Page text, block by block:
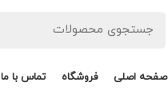
صفحه اصلی فروشگاه تماس با ما